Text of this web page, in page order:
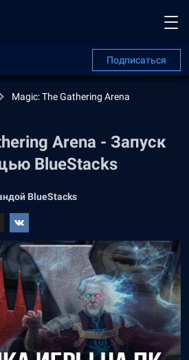
Подписаться
Magic: The Gathering Arena
Arena - Запуск
BlueStacks
BlueStacks